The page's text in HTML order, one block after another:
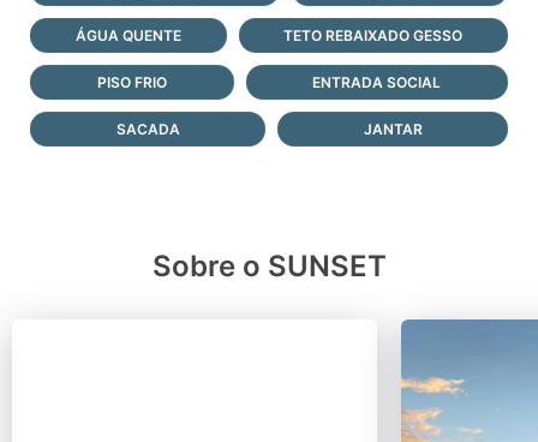
ÁGUA QUENTE TETO REBAIXADO GESSO
PISO FRIO ENTRADA SOCIAL
SACADA JANTAR
Sobre o SUNSET